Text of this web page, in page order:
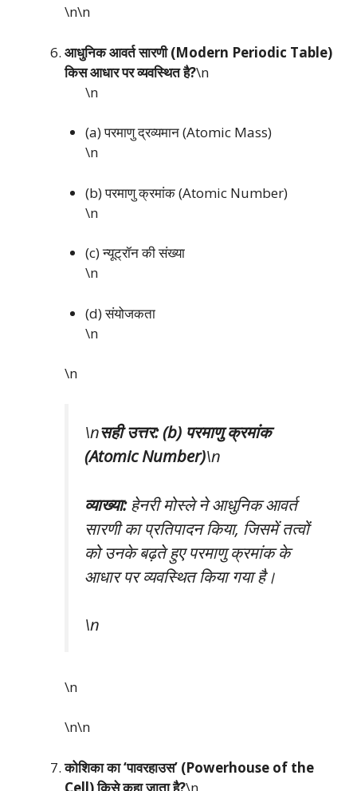
\n\n
आधुनिक आवर्त सारणी (Modern Periodic Table)
किस आधार पर व्यवस्थित है?\n
\n
(a) परमाणु द्रव्यमान (Atomic Mass)
\n
(b) परमाणु क्रमांक (Atomic Number)
\n
(c) न्यूट्रॉन की संख्या
\n
(d) संयोजकता
\n
\n
\nसही उत्तर: (b) परमाणु क्रमांक
(Atomic Number)\n
व्याख्या:हेनरी मोस्ले ने आधुनिक आवर्त
सारणी का प्रतिपादन किया, जिसमें तत्वों
को उनके बढ़ते हुए परमाणु क्रमांक के
आधार पर व्यवस्थित किया गया है।
\n
\n
\n\n
कोशिका का ‘पावरहाउस’ (Powerhouse of the
Cell) किसे कहा जाता है?\n